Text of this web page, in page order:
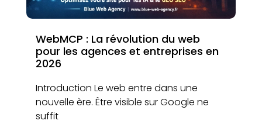
WebMCP : La révolution du web
pour les agences et entreprises en
2026
Introduction Le web entre dans une
nouvelle ère. Être visible sur Google ne
suffit